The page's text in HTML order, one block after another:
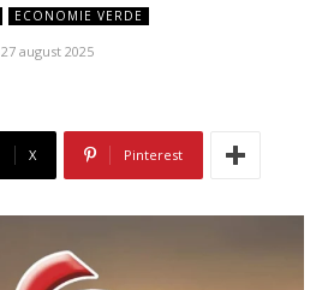
ECONOMIE VERDE
27 august 2025
X Pinterest